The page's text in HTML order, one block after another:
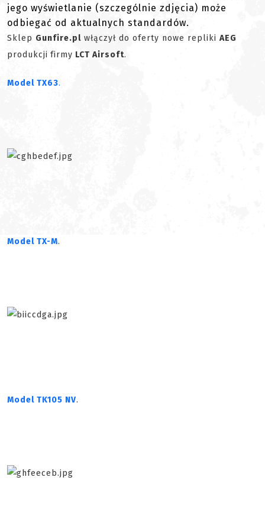
jego wyświetlanie (szczególnie zdjęcia) może
odbiegać od aktualnych standardów.
Sklep Gunfire.pl włączył do oferty nowe repliki AEG
produkcji firmy LCT Airsoft.
Model TX63.
Model TX-M.
Model TK105 NV.